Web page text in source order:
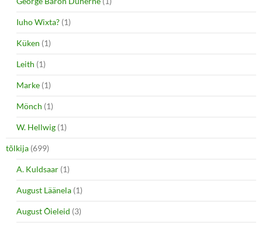
Iuho Wixta? (1)
Küken (1)
Leith (1)
Marke (1)
Mönch (1)
W. Hellwig (1)
tõlkija (699)
A. Kuldsaar (1)
August Läänela (1)
August Õieleid (3)